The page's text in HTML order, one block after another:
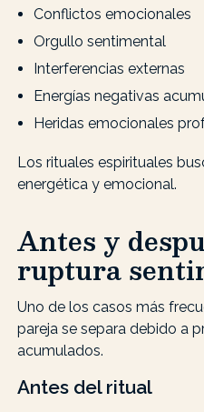
Conflictos emocionales
Orgullo sentimental
Interferencias externas
Energías negativas
Heridas emocionales
Los rituales espirituales
energética y emocional.
Antes y
ruptura
Uno de los casos más
pareja se separa debido a
acumulados.
Antes del ritual